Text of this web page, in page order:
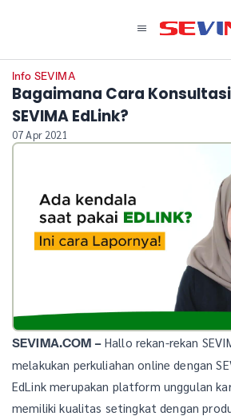
Info SEVIMA
Bagaimana Cara
SEVIMA EdLink?
07 Apr 2021
SEVIMA.COM –Hallo rekan-rekan
melakukan perkuliahan online dengan
EdLink merupakan platform unggulan
memiliki kualitas setingkat dengan